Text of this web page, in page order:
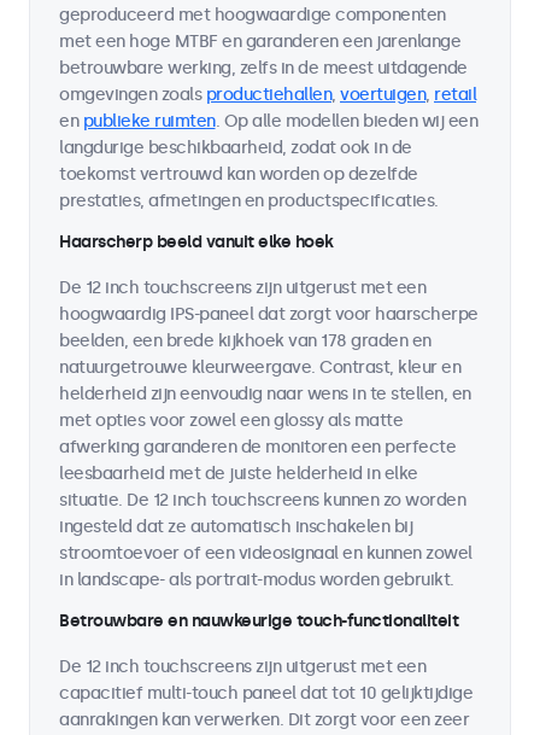
geproduceerd met hoogwaardige componenten
met een hoge MTBF en garanderen een jarenlange
betrouwbare werking, zelfs in de meest uitdagende
omgevingen zoals productiehallen, voertuigen, retail
en publieke ruimten. Op alle modellen bieden wij een
langdurige beschikbaarheid, zodat ook in de
toekomst vertrouwd kan worden op dezelfde
prestaties, afmetingen en productspecificaties.
Haarscherp beeld vanuit elke hoek
De 12 inch touchscreens zijn uitgerust met een
hoogwaardig IPS-paneel dat zorgt voor haarscherpe
beelden, een brede kijkhoek van 178 graden en
natuurgetrouwe kleurweergave. Contrast, kleur en
helderheid zijn eenvoudig naar wens in te stellen, en
met opties voor zowel een glossy als matte
afwerking garanderen de monitoren een perfecte
leesbaarheid met de juiste helderheid in elke
situatie. De 12 inch touchscreens kunnen zo worden
ingesteld dat ze automatisch inschakelen bij
stroomtoevoer of een videosignaal en kunnen zowel
in landscape- als portrait-modus worden gebruikt.
Betrouwbare en nauwkeurige touch-functionaliteit
De 12 inch touchscreens zijn uitgerust met een
capacitief multi-touch paneel dat tot 10 gelijktijdige
aanrakingen kan verwerken. Dit zorgt voor een zeer